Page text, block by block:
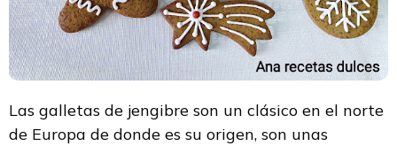
Las galletas de jengibre son un clásico en el norte
de Europa de donde es su origen, son unas